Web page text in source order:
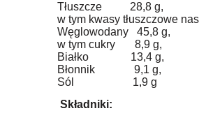
Tłuszcze 28,8 g,
w tym kwasy tłuszczowe
Węglowodany 45,8 g,
w tym cukry 8,9 g,
Białko 13,4 g,
Błonnik 9,1 g,
Sól 1,9 g
Składniki: